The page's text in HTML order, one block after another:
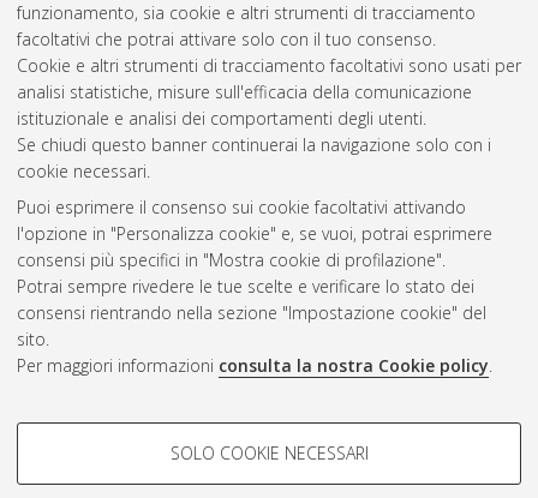
funzionamento, sia cookie e altri strumenti di tracciamento
facoltativi che potrai attivare solo con il tuo consenso.
Cookie e altri strumenti di tracciamento facoltativi sono usati per
analisi statistiche, misure sull'efficacia della comunicazione
istituzionale e analisi dei comportamenti degli utenti.
Se chiudi questo banner continuerai la navigazione solo con i
cookie necessari.
Puoi esprimere il consenso sui cookie facoltativi attivando
l'opzione in "Personalizza cookie" e, se vuoi, potrai esprimere
consensi più specifici in "Mostra cookie di profilazione".
Potrai sempre rivedere le tue scelte e verificare lo stato dei
consensi rientrando nella sezione "Impostazione cookie" del
sito.
Per maggiori informazioni consulta la nostra Cookie policy.
COOKIE DI PROFILAZIONE -
SOLO COOKIE NECESSARI
Gestione del documento:
Atom
Rss 1.0
Rss 2.0
ISSN: 2038-7946
Impostazioni Cookie
Informativa sulla privacy
Condizioni d’uso del sito